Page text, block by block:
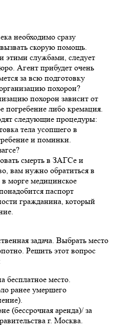
необходимо сразу
скорую помощь.
этими службами, следует
Агент прибудет очень
за всю подготовку
похорон?
похорон зависит от
погребение либо кремация.
следующие процедуры:
тела усопшего в
и поминки.
смерть в ЗАГСе и
вам нужно обратиться в
морге медицинское
паспорт
гражданина, который
задача. Выбрать место
Решить этот вопрос
бесплатное место.
ранее умершего
(бессрочная аренда)/ за
г. Москва.